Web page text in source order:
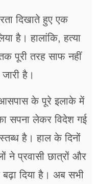
दिखाते हुए एक
है। हालांकि, हत्या
पूरी तरह साफ नहीं
है।
के पूरे इलाके में
सपना लेकर विदेश गई
है। हाल के दिनों
ने प्रवासी छात्रों और
बढ़ा दिया है। अब सभी